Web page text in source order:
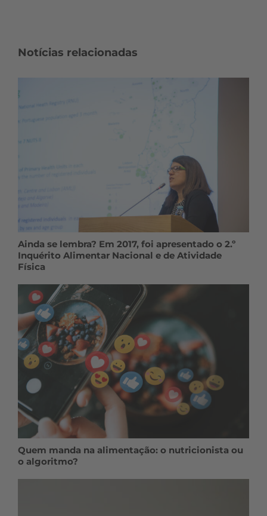
Notícias relacionadas
Ainda se lembra? Em 2017, foi apresentado o 2.º
Inquérito Alimentar Nacional e de Atividade
Física
Quem manda na alimentação: o nutricionista ou
o algoritmo?